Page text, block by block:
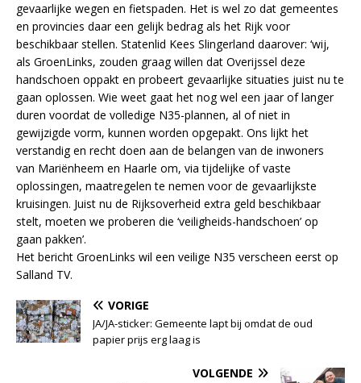
gevaarlijke wegen en fietspaden. Het is wel zo dat gemeentes
en provincies daar een gelijk bedrag als het Rijk voor
beschikbaar stellen. Statenlid Kees Slingerland daarover: ‘wij,
als GroenLinks, zouden graag willen dat Overijssel deze
handschoen oppakt en probeert gevaarlijke situaties juist nu te
gaan oplossen. Wie weet gaat het nog wel een jaar of langer
duren voordat de volledige N35-plannen, al of niet in
gewijzigde vorm, kunnen worden opgepakt. Ons lijkt het
verstandig en recht doen aan de belangen van de inwoners
van Mariënheem en Haarle om, via tijdelijke of vaste
oplossingen, maatregelen te nemen voor de gevaarlijkste
kruisingen. Juist nu de Rijksoverheid extra geld beschikbaar
stelt, moeten we proberen die ‘veiligheids-handschoen’ op
gaan pakken’.
Het bericht GroenLinks wil een veilige N35 verscheen eerst op
Salland TV.
VORIGE
JA/JA-sticker: Gemeente lapt bij omdat de oud
papier prijs erg laag is
VOLGENDE